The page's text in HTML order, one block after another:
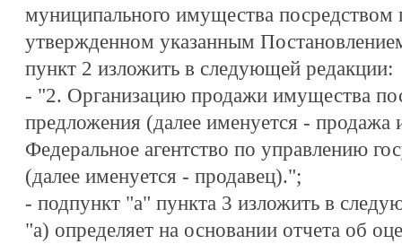
муниципального имущества посредством
утвержденном указанным
пункт 2 изложить в следующей редакции:
- "2. Организацию продажи имущества
предложения (далее именуется -
Федеральное агентство по управлению
(далее именуется - продавец).";
- подпункт "а" пункта 3 изложить в
"а) определяет на основании отчета об